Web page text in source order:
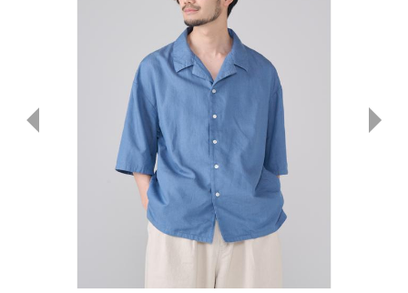
TOPS : トップス
T-SHIRT : Tシャツ
KNIT : ニット
SHIRT : シャツ
OUTERS : アウター